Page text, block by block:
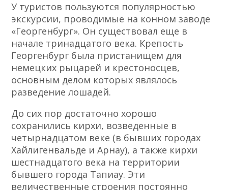
У туристов пользуются популярностью
экскурсии, проводимые на конном заводе
«Георгенбург». Он существовал еще в
начале тринадцатого века. Крепость
Георгенбург была пристанищем для
немецких рыцарей и крестоносцев,
основным делом которых являлось
разведение лошадей.
До сих пор достаточно хорошо
сохранились кирхи, возведенные в
четырнадцатом веке (в бывших городах
Хайлигенвальде и Арнау), а также кирхи
шестнадцатого века на территории
бывшего города Тапиау. Эти
величественные строения постоянно